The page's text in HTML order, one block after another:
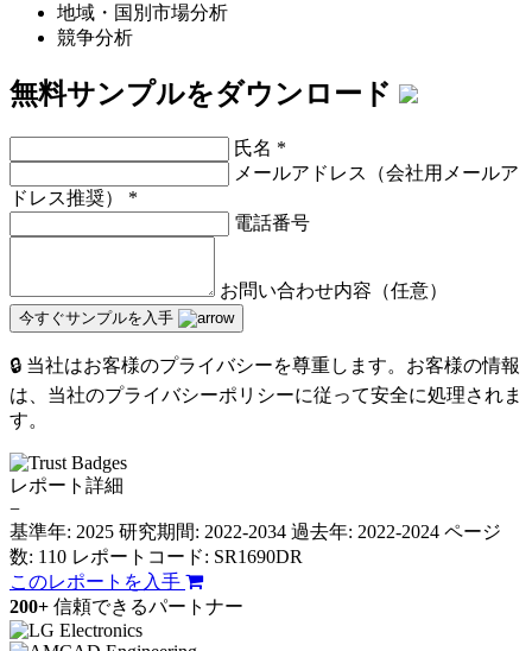
地域・国別市場分析
競争分析
無料サンプルをダウンロード
氏名 *
メールアドレス（会社用メールア
ドレス推奨） *
電話番号
お問い合わせ内容（任意）
今すぐサンプルを入手
🔒 当社はお客様のプライバシーを尊重します。お客様の情報
は、当社のプライバシーポリシーに従って安全に処理されま
す。
レポート詳細
−
基準年: 2025 研究期間: 2022-2034 過去年: 2022-2024 ページ
数: 110 レポートコード: SR1690DR
このレポートを入手
200+ 信頼できるパートナー